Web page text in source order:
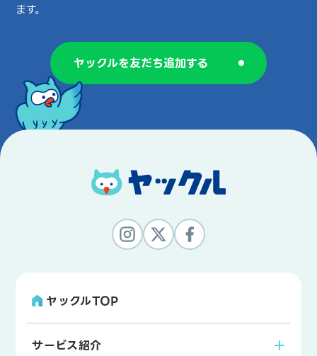
ます。
ヤックルを友だち追加する
ヤックルTOP
サービス紹介